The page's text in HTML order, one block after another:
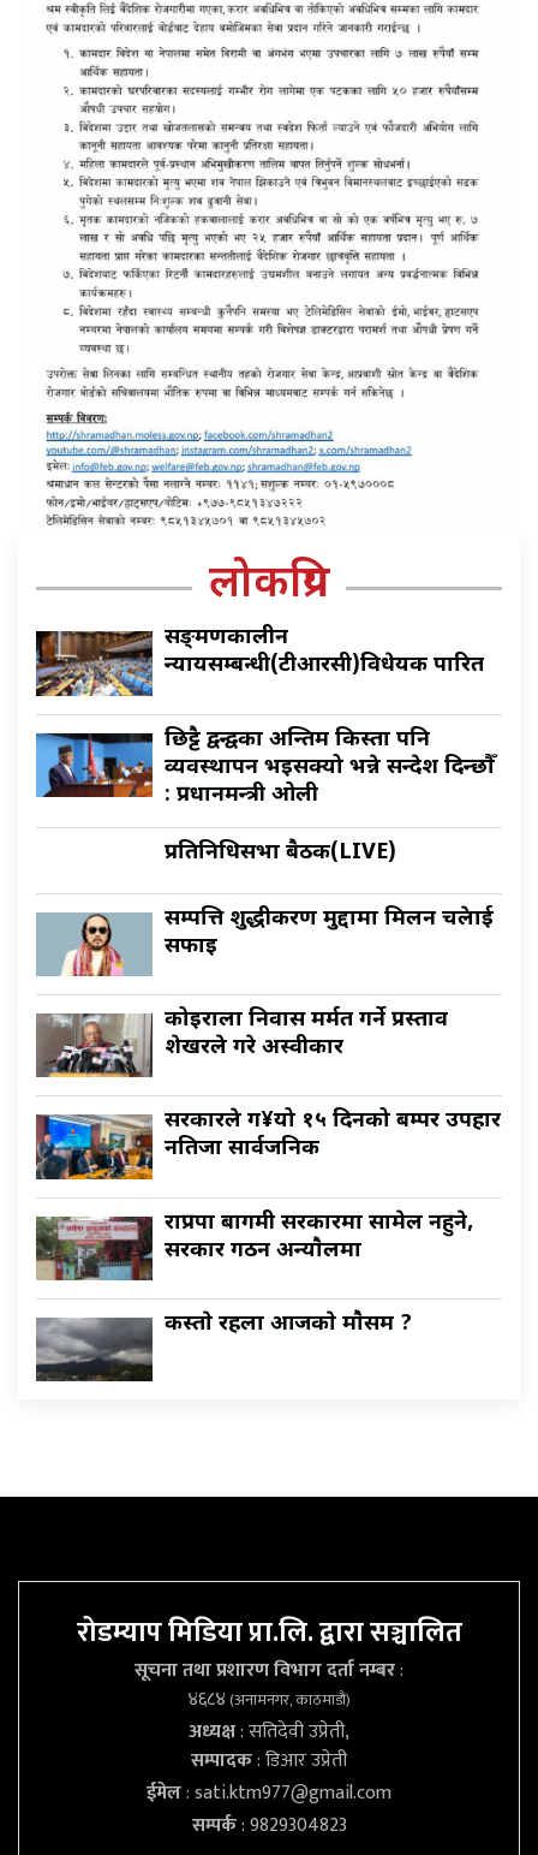
लोकप्रिय
सङ्क्रमणकालीन
न्यायसम्बन्धी(टीआरसी)विधेयक पारित
छिट्टै द्वन्द्वका अन्तिम किस्ता पनि
व्यवस्थापन भइसक्यो भन्ने सन्देश दिन्छौँ
: प्रधानमन्त्री ओली
प्रतिनिधिसभा बैठक(LIVE)
सम्पत्ति शुद्धीकरण मुद्दामा मिलन चक्रेलाई
सफाइ
कोइराला निवास मर्मत गर्ने प्रस्ताव
शेखरले गरे अस्वीकार
सरकारले ग¥यो १५ दिनको बम्पर उपहार
नतिजा सार्वजनिक
राप्रपा बागमी सरकारमा सामेल नहुने,
सरकार गठन अन्याैलमा
कस्ताे रहला आजकाे माैसम ?
रोडम्याप मिडिया प्रा.लि. द्वारा सञ्चालित
सूचना तथा प्रशारण विभाग दर्ता नम्बर:
४६८४(अनामनगर, काठमाडौं)
अध्यक्ष: सतिदेवी उप्रेती,
सम्पादक: डिआर उप्रेती
ईमेल:sati.ktm977@gmail.com
सम्पर्क: 9829304823